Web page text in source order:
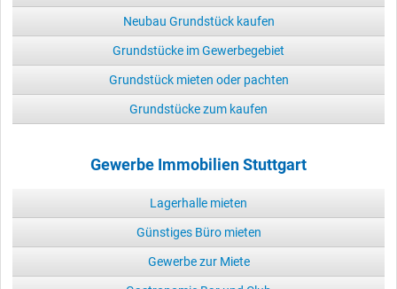
Neubau Grundstück kaufen
Grundstücke im Gewerbegebiet
Grundstück mieten oder pachten
Grundstücke zum kaufen
Gewerbe Immobilien Stuttgart
Lagerhalle mieten
Günstiges Büro mieten
Gewerbe zur Miete